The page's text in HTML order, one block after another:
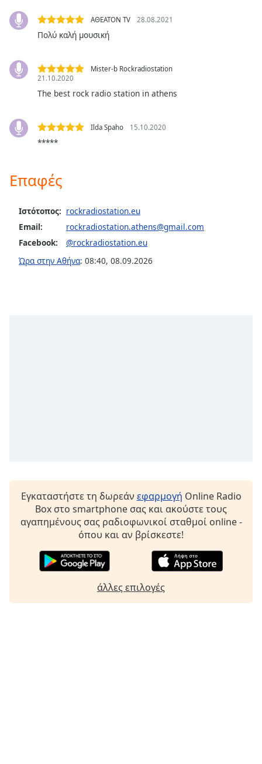
Font
Family
Reset
Done
End
ΑΘΕΑΤΟΝ TV 28.08.2021
Πολύ καλή μουσική
Mister-b Rockradiostation
21.10.2020
The best rock radio station in athens
Ilda Spaho 15.10.2020
*****
Επαφές
Ιστότοπος: rockradiostation.eu
Email:
rockradiostation.athens@gmail.com
Facebook:
@rockradiostation.eu
Ώρα στην Αθήνα: 08:40, 08.09.2026
Εγκαταστήστε τη δωρεάν εφαρμογή Online Radio
Box στο smartphone σας και ακούστε τους
αγαπημένους σας ραδιοφωνικοί σταθμοί online -
όπου και αν βρίσκεστε!
άλλες επιλογές